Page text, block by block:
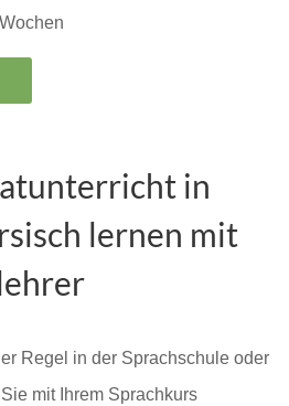
in
lernen mit
Regel in der Sprachschule oder
mit Ihrem Sprachkurs